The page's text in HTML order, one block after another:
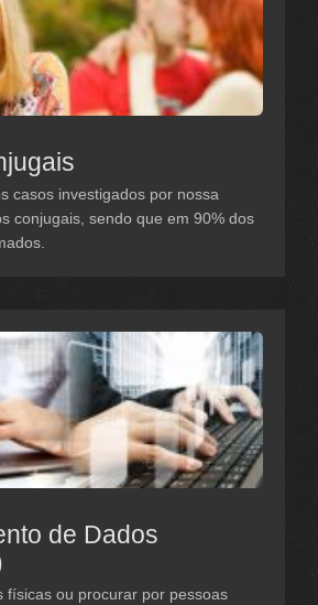
casos investigados por nossa
conjugais, sendo que em 90% dos
de Dados
físicas ou procurar por pessoas